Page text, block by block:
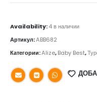
Availability:4 в наличии
Артикул:ABB682
Категории:Alize,Baby Best,